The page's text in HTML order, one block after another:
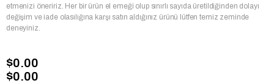
etmenizi öneririz. Her bir ürün el emeği olup sınırlı sayıda üretildiğinden dolayı
değişim ve iade olasılığına karşı satın aldığınız ürünü lütfen temiz zeminde
deneyiniz.
$0.00
$0.00